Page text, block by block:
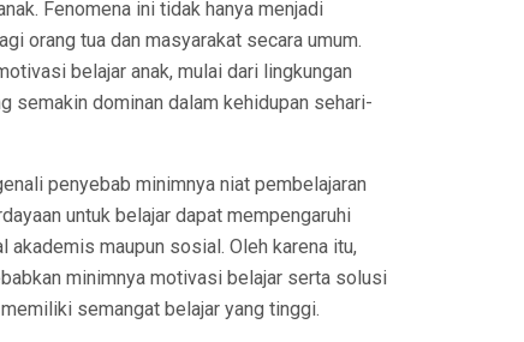
Fenomena ini tidak hanya menjadi
orang tua dan masyarakat secara umum.
belajar anak, mulai dari lingkungan
semakin dominan dalam kehidupan sehari-
penyebab minimnya niat pembelajaran
untuk belajar dapat mempengaruhi
akademis maupun sosial. Oleh karena itu,
minimnya motivasi belajar serta solusi
semangat belajar yang tinggi.